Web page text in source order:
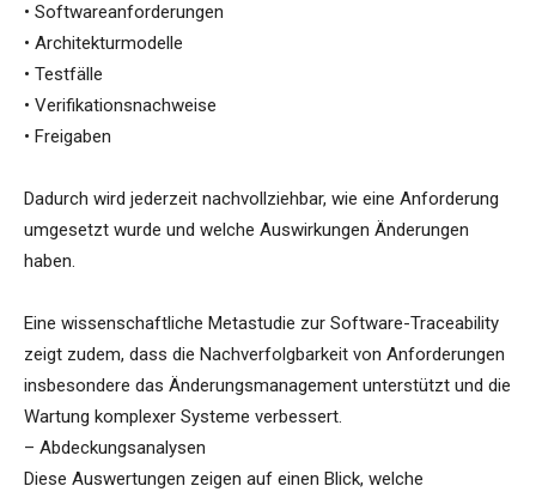
• Softwareanforderungen
• Architekturmodelle
• Testfälle
• Verifikationsnachweise
• Freigaben
Dadurch wird jederzeit nachvollziehbar, wie eine Anforderung
umgesetzt wurde und welche Auswirkungen Änderungen
haben.
Eine wissenschaftliche Metastudie zur Software-Traceability
zeigt zudem, dass die Nachverfolgbarkeit von Anforderungen
insbesondere das Änderungsmanagement unterstützt und die
Wartung komplexer Systeme verbessert.
– Abdeckungsanalysen
Diese Auswertungen zeigen auf einen Blick, welche